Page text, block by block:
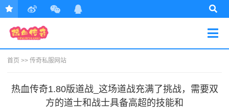
首页 >> 传奇私服网站
热血传奇1.80版道战_这场道战充满了挑战，需要双
方的道士和战士具备高超的技能和